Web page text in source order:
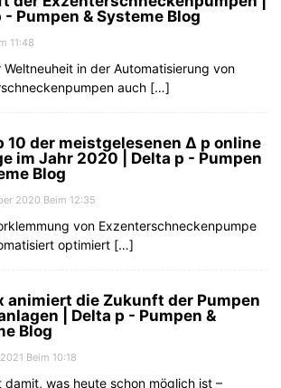
- Pumpen & Systeme Blog
11:48
in der Automatisierung von
auch […]
10 der meistgelesenen Δ p online
im Jahr 2020 | Delta p - Pumpen
Blog
2020 Beim 12:35
von Exzenterschneckenpumpe
optimiert […]
animiert die Zukunft der Pumpen
| Delta p - Pumpen &
Blog
Beim 10:18
was heute schon möglich ist –